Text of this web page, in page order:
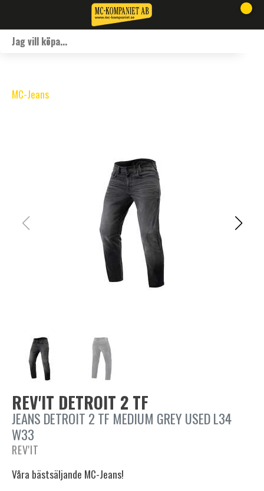
MC-Jeans
REV'IT DETROIT 2 TF
JEANS DETROIT 2 TF MEDIUM GREY USED L34
W33
REV'IT
Våra bästsäljande MC-Jeans!